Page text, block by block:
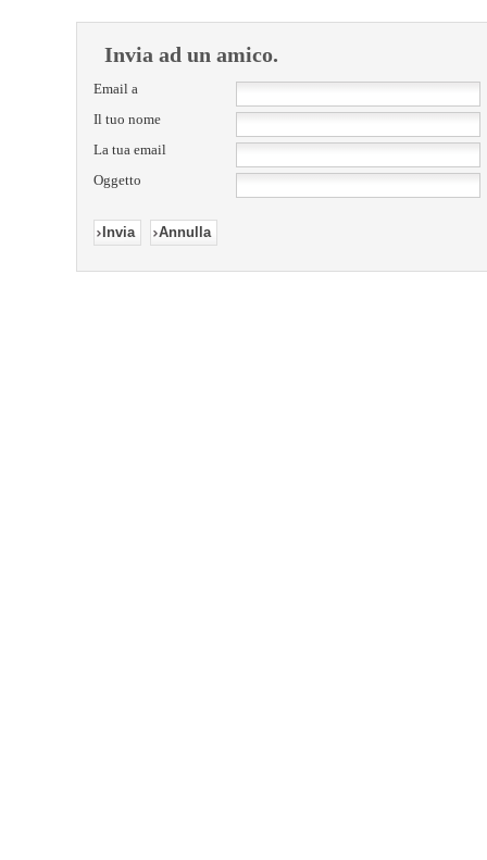
Invia ad un amico.
Email a
Il tuo nome
La tua email
Oggetto
Invia Annulla